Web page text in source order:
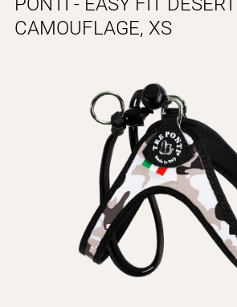
ОТ ЖАРЫ
АКЦИИ
ДЛЯ КОТОВ
Оплата и доставка
Программа лояльности
О Нас
Оптовым клиентам
CAMOUFLAGE, XS